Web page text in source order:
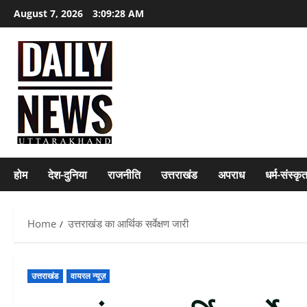
Skip
to
content
August 7, 2026 3:09:29 AM
होम देश-दुनिया राजनीति उत्तराखंड अपराध धर्म-संस्कृत
Home उत्तराखंड का आर्थिक सर्वेक्षण जारी
उत्तराखंड वायरल न्यूज़